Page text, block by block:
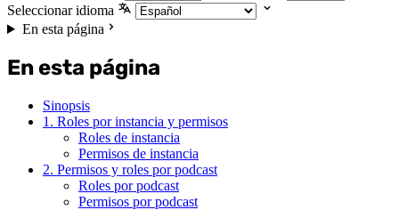
Seleccionar idioma
En esta página
En esta página
Sinopsis
1. Roles por instancia y permisos
Roles de instancia
Permisos de instancia
2. Permisos y roles por podcast
Roles por podcast
Permisos por podcast